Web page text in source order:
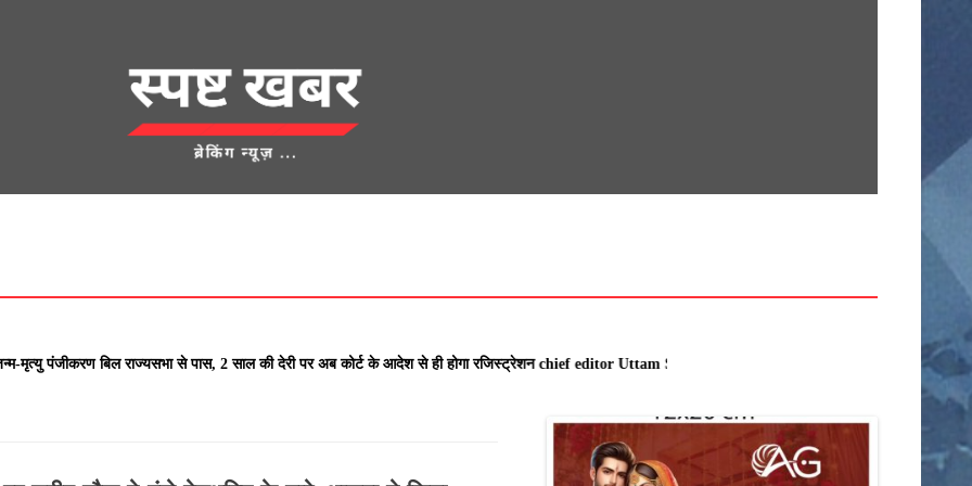
अनूपपुर
खरगोन इंदौर
पंजीकरण बिल राज्यसभा से पास, 2 साल की देरी पर अब कोर्ट के आदेश से ही होगा रजिस्ट्रेशन chief editor Uttam Sharma. mk choudhary Spasht.K@gmail.com .